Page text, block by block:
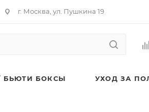
г. Москва, ул. Пушкина 19
БЬЮТИ БОКСЫ УХОД ЗА